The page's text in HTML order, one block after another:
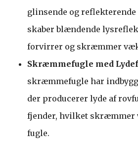
glinsende og reflekterende
skaber blændende
forvirrer og skræmmer
Skræmmefugle med
skræmmefugle har
der producerer lyde af
fjender, hvilket skræmmer
fugle.